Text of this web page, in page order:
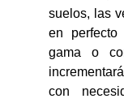
suelos, las
en perfecto
gama o
con